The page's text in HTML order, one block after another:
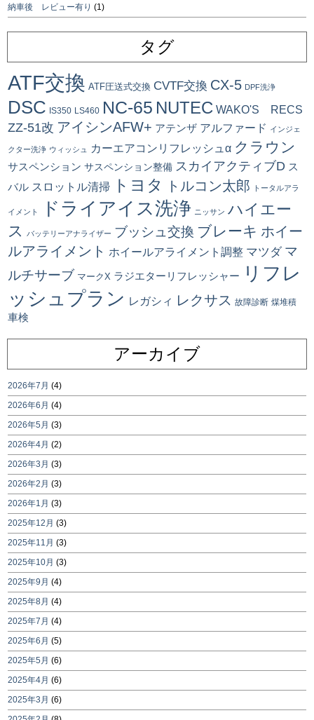
納車後 レビュー有り (1)
タグ
ATF交換 ATF圧送式交換 CVTF交換 CX-5 DPF洗浄
DSC IS350 LS460 NC-65 NUTEC WAKO'S RECS
ZZ-51改 アイシンAFW+ アテンザ アルファード インジェ
クター洗浄 ウィッシュ カーエアコンリフレッシュα クラウン
サスペンション サスペンション整備 スカイアクティブD ス
バル スロットル清掃 トヨタ トルコン太郎 トータルアラ
イメント ドライアイス洗浄 ニッサン ハイエー
ス
バッテリーアナライザー ブッシュ交換 ブレーキ ホイー
ルアライメント ホイールアライメント調整 マツダ マ
ルチサーブ マークX ラジエターリフレッシャー
リフレ
ッシュプラン レガシィ レクサス 故障診断 煤堆積
車検
アーカイブ
2026年7月 (4)
2026年6月 (4)
2026年5月 (3)
2026年4月 (2)
2026年3月 (3)
2026年2月 (3)
2026年1月 (3)
2025年12月 (3)
2025年11月 (3)
2025年10月 (3)
2025年9月 (4)
2025年8月 (4)
2025年7月 (4)
2025年6月 (5)
2025年5月 (6)
2025年4月 (6)
2025年3月 (6)